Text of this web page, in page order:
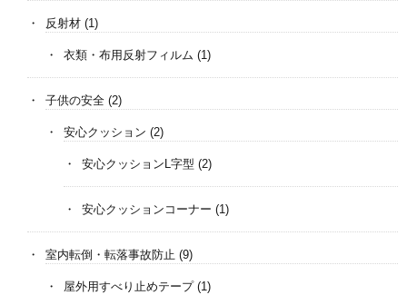
反射材 (1)
衣類・布用反射フィルム (1)
子供の安全 (2)
安心クッション (2)
安心クッションL字型 (2)
安心クッションコーナー (1)
室内転倒・転落事故防止 (9)
屋外用すべり止めテープ(1)